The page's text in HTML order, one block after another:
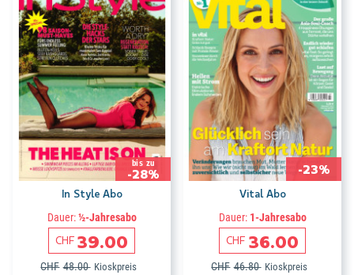
bis zu
-28%
In Style Abo
Dauer:½-Jahresabo
CHF 39.00
CHF 48.00 Kioskpreis
-23%
Vital Abo
Dauer:1-Jahresabo
CHF 36.00
CHF 46.80 Kioskpreis